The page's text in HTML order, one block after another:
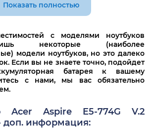
Показать полностью
с моделями ноутбуков
некоторые (наиболее
модели ноутбуков, но это далеко
Если вы не знаете точно, подойдет
батарея к вашему
с нами, мы вас обязательно
Acer Aspire E5-774G V.2
доп. информация: